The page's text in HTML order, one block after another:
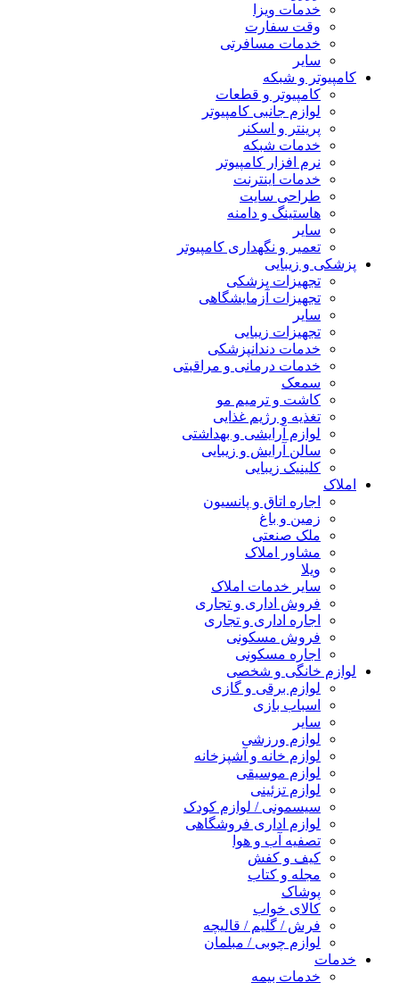
خدمات ویزا
وقت سفارت
خدمات مسافرتی
سایر
کامپیوتر و شبکه
کامپیوتر و قطعات
لوازم جانبی کامپیوتر
پرینتر و اسکنر
خدمات شبکه
نرم افزار کامپیوتر
خدمات اینترنت
طراحی سایت
هاستینگ و دامنه
سایر
تعمیر و نگهداری کامپیوتر
پزشکی و زیبایی
تجهیزات پزشکی
تجهیزات آزمایشگاهی
سایر
تجهیزات زیبایی
خدمات دندانپزشکی
خدمات درمانی و مراقبتی
سمعک
کاشت و ترمیم مو
تغذیه و رژیم غذایی
لوازم آرایشی و بهداشتی
سالن آرایش و زیبایی
کلینیک زیبایی
املاک
اجاره اتاق و پانسیون
زمین و باغ
ملک صنعتی
مشاور املاک
ویلا
سایر خدمات املاک
فروش اداری و تجاری
اجاره اداری و تجاری
فروش مسکونی
اجاره مسکونی
لوازم خانگی و شخصی
لوازم برقی و گازی
اسباب بازی
سایر
لوازم ورزشی
لوازم خانه و آشپزخانه
لوازم موسیقی
لوازم تزئینی
سیسمونی / لوازم کودک
لوازم اداری فروشگاهی
تصفیه آب و هوا
کیف و کفش
مجله و کتاب
پوشاک
کالای خواب
فرش / گلیم / قالیچه
لوازم چوبی / مبلمان
خدمات
خدمات بیمه